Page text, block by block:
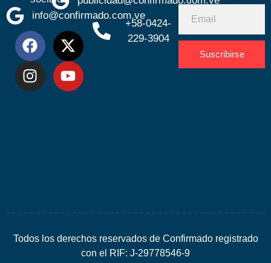
info@confirmado.com.ve
+58-0424-
229-3904
Suscribirse
Todos los derechos reservados de Confirmado registrado
con el RIF: J-29778546-9